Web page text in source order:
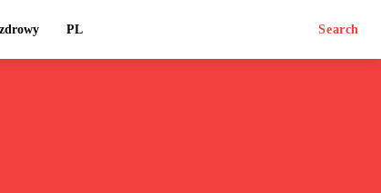
PL Search